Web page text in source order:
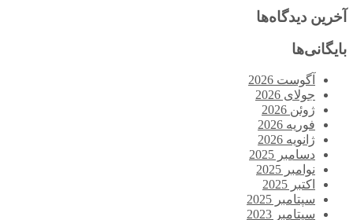
آخرین دیدگاه‌ها
بایگانی‌ها
آگوست 2026
جولای 2026
ژوئن 2026
فوریه 2026
ژانویه 2026
دسامبر 2025
نوامبر 2025
اکتبر 2025
سپتامبر 2025
سپتامبر 2023